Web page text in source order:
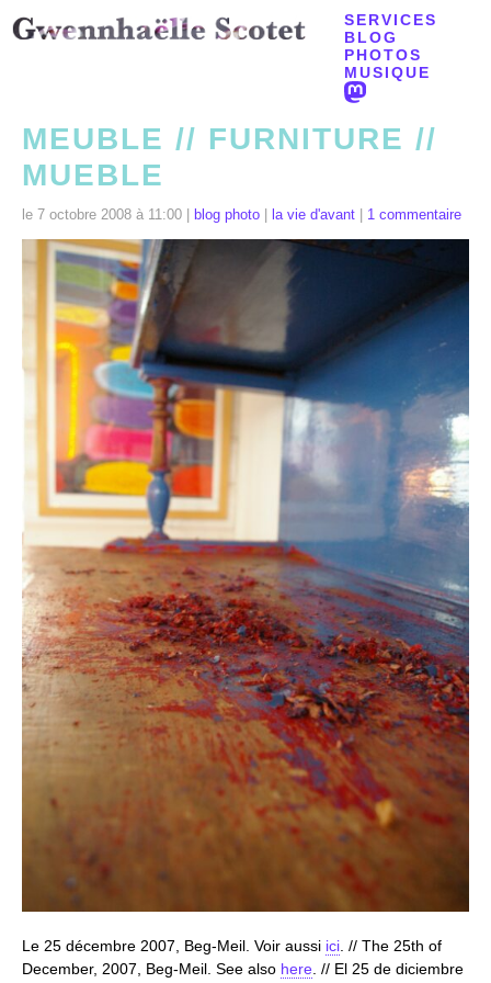
SERVICES
BLOG
PHOTOS
MUSIQUE
MEUBLE // FURNITURE //
MUEBLE
le 7 octobre 2008 à 11:00 | blog photo la vie d'avant 1 commentaire
Le 25 décembre 2007, Beg-Meil. Voir aussi ici . // The 25th of
December, 2007, Beg-Meil. See also here . // El 25 de diciembre